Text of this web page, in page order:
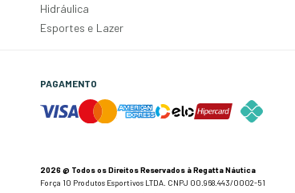
Hidráulica
Esportes e Lazer
PAGAMENTO
2026 @ Todos os Direitos Reservados à Regatta Náutica
Força 10 Produtos Esportivos LTDA. CNPJ 00.968.443/0002-51